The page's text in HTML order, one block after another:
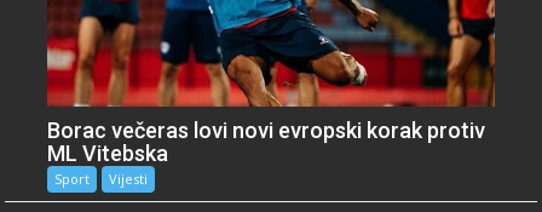
Borac večeras lovi novi evropski korak protiv
ML Vitebska
Sport Vijesti